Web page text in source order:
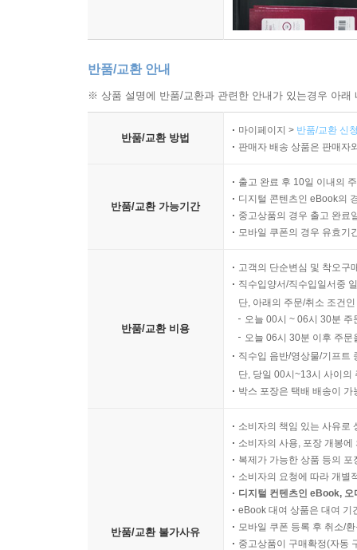
반품/교환 안내
※ 상품 설명에 반품/교환과 관련한 안내가 있는경우 아
반품/교환 방법
마이페이지 > 반품/교환 신
판매자 배송 상품은 판매자
반품/교환 가능기간
출고 완료 후 10일 이내의
디지털 콘텐츠인 eBook의
중고상품의 경우 출고 완료
모바일 쿠폰의 경우 유효기
반품/교환 비용
고객의 단순변심 및 착오구
직수입양서/직수입일서중
단, 아래의 주문/취소 조건
오늘 00시 ~ 06시 30분
오늘 06시 30분 이후 주
직수입 음반/영상물/기프트
단, 당일 00시~13시 사이의
박스 포장은 택배 배송이
반품/교환 불가사유
소비자의 책임 있는 사유로
소비자의 사용, 포장 개봉
복제가 가능한 상품 등의
소비자의 요청에 따라 개별
디지털 컨텐츠인 eBook,
eBook 대여 상품은 대여 기
모바일 쿠폰 등록 후 취소/
중고상품이 구매확정(자동